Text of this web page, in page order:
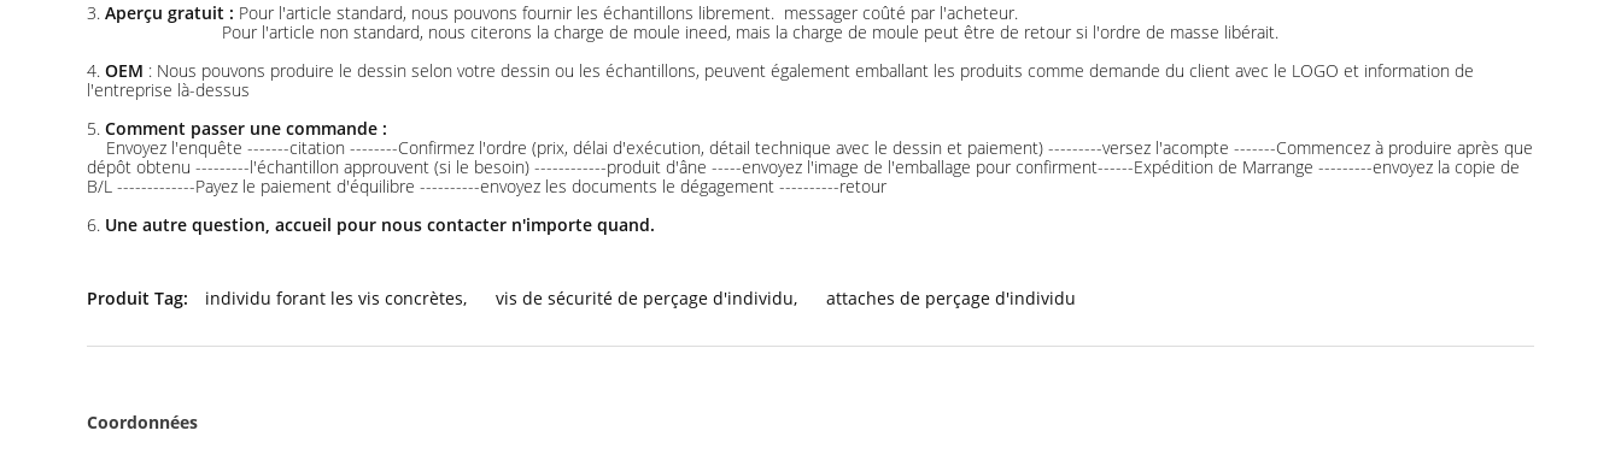
3. Aperçu gratuit : Pour l'article standard, nous pouvons fournir les échantillons librement. messager coûté par l'acheteur.
Pour l'article non standard, nous citerons la charge de moule ineed, mais la charge de moule peut être de retour si l'ordre de masse libérait.
4. OEM : Nous pouvons produire le dessin selon votre dessin ou les échantillons, peuvent également emballant les produits comme demande du client avec le LOGO et information de
l'entreprise là-dessus
5. Comment passer une commande :
Envoyez l'enquête -------citation --------Confirmez l'ordre (prix, délai d'exécution, détail technique avec le dessin et paiement) ---------versez l'acompte -------Commencez à produire après que
dépôt obtenu ---------l'échantillon approuvent (si le besoin) ------------produit d'âne -----envoyez l'image de l'emballage pour confirment------Expédition de Marrange ---------envoyez la copie de
B/L -------------Payez le paiement d'équilibre ----------envoyez les documents le dégagement ----------retour
6. Une autre question, accueil pour nous contacter n'importe quand.
Produit Tag: individu forant les vis concrètes, vis de sécurité de perçage d'individu, attaches de perçage d'individu
Coordonnées